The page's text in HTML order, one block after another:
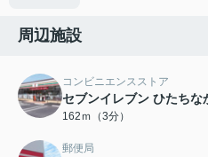
周辺施設
コンビニエンスストア
セブンイレブン ひたちな
162ｍ（3分）
郵便局